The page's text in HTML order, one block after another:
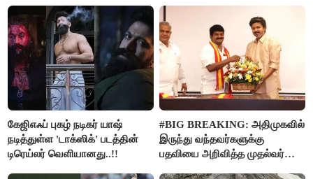
கேஜிஎஃப் புகழ் நடிகர் யாஷ்
நடித்துள்ள 'டாக்‌ஸிக்' படத்தின்
டிரெய்லர் வெளியானது..!!
#BIG BREAKING: அதிமுகவில்
இருந்து வந்தவர்களுக்கு
பதவியை அறிவித்த முதல்வர்